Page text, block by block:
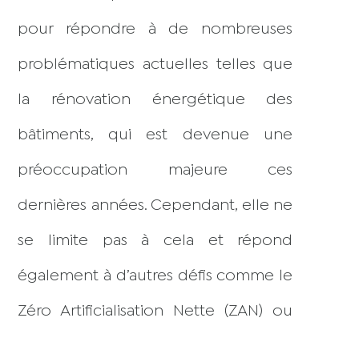
pour répondre à de nombreuses
problématiques actuelles telles que
la rénovation énergétique des
bâtiments, qui est devenue une
préoccupation majeure ces
dernières années. Cependant, elle ne
se limite pas à cela et répond
également à d’autres défis comme le
Zéro Artificialisation Nette (ZAN) ou